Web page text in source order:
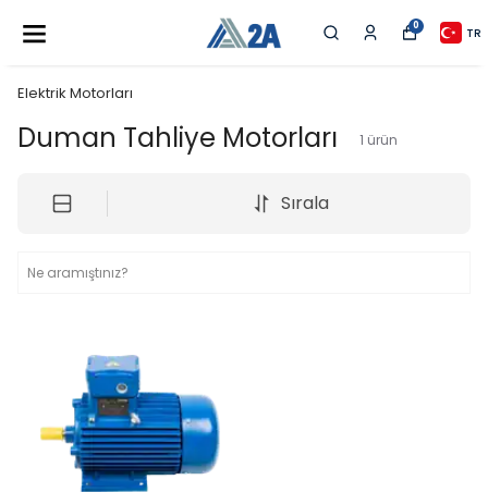
0 TR
Elektrik Motorları
Duman Tahliye Motorları 1 ürün
Sırala